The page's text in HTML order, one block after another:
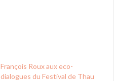
François Roux aux eco-
dialogues du Festival de Thau